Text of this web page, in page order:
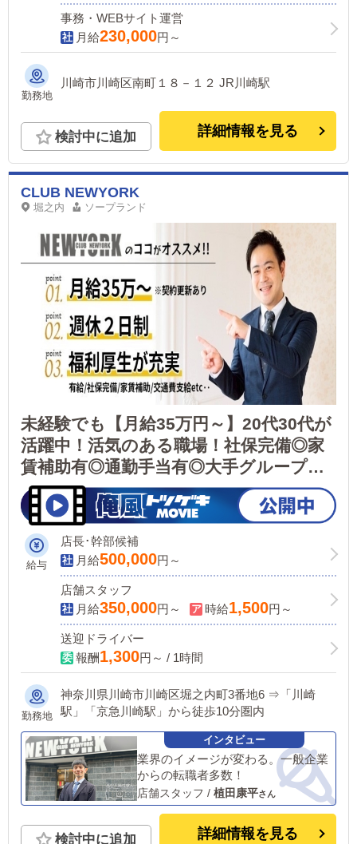
事務・WEBサイト運営
月給230,000円～
勤務地
川崎市川崎区南町１８－１２ JR川崎駅
検討中に追加 詳細情報を見る
CLUB NEWYORK
堀之内 ソープランド
未経験でも【月給35万円～】20代30代が
活躍中！活気のある職場！社保完備◎家
賃補助有◎通勤手当有◎大手グループで
長く安心して働ける！週休2日制、休日7
日、大型連休有！アルバイト大歓迎※求
人内容に嘘偽りなし！
給与
店長･幹部候補
月給500,000円～
店舗スタッフ
月給350,000円～ 時給1,500円～
送迎ドライバー
報酬1,300円～ / 1時間
勤務地
神奈川県川崎市川崎区堀之内町3番地6 ⇒「川崎
駅」「京急川崎駅」から徒歩10分圏内
業界のイメージが変わる。一般企業
からの転職者多数！
店舗スタッフ / 植田康平
検討中に追加 詳細情報を見る